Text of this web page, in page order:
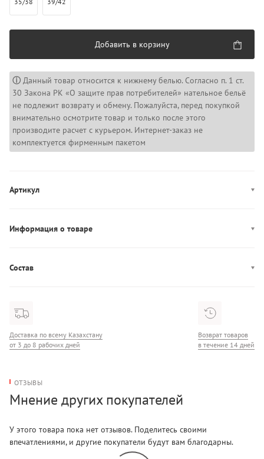
Добавить в корзину
ⓘ Данный товар относится к нижнему белью. Согласно п. 1 ст.
30 Закона РК «О защите прав потребителей» нательное бельё
не подлежит возврату и обмену. Пожалуйста, перед покупкой
внимательно осмотрите товар и только после этого
производите расчет с курьером. Интернет-заказ не
комплектуется фирменным пакетом
Артикул
Информация о товаре
Состав
Доставка по всему Казахстану
от 3 до 8 рабочих дней
Возврат товаров
в течение 14 дней
ОТЗЫВЫ
Мнение других покупателей
У этого товара пока нет отзывов. Поделитесь своими
впечатлениями, и другие покупатели будут вам благодарны.